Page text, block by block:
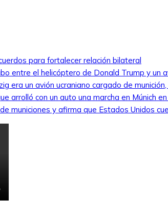
para fortalecer relación bilateral
entre el helicóptero de Donald Trump y un
era un avión ucraniano cargado de
arrolló con un auto una marcha en Múnich
municiones y afirma que Estados Unidos